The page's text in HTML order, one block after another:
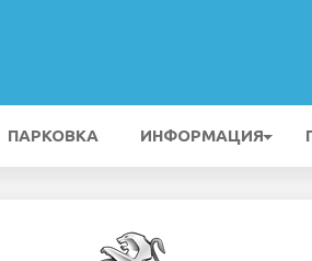
ПАРКОВКА ИНФОРМАЦИЯ